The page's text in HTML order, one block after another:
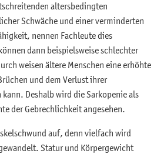
altersbedingten
Schwäche und einer verminderten
nennen Fachleute dies
dann beispielsweise schlechter
weisen ältere Menschen eine erhöhte
und dem Verlust ihrer
Deshalb wird die Sarkopenie als
der Gebrechlichkeit angesehen.
auf, denn vielfach wird
Statur und Körpergewicht